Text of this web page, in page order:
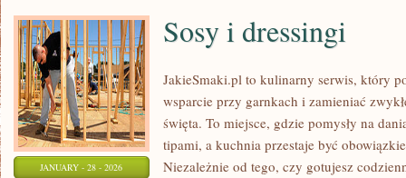
JANUARY - 28 - 2026
Sosy i dressingi
JakieSmaki.pl to kulinarny serwis, który
wsparcie przy garnkach i zamieniać
święta. To miejsce, gdzie pomysły na
tipami, a kuchnia przestaje być
Niezależnie od tego, czy gotujesz